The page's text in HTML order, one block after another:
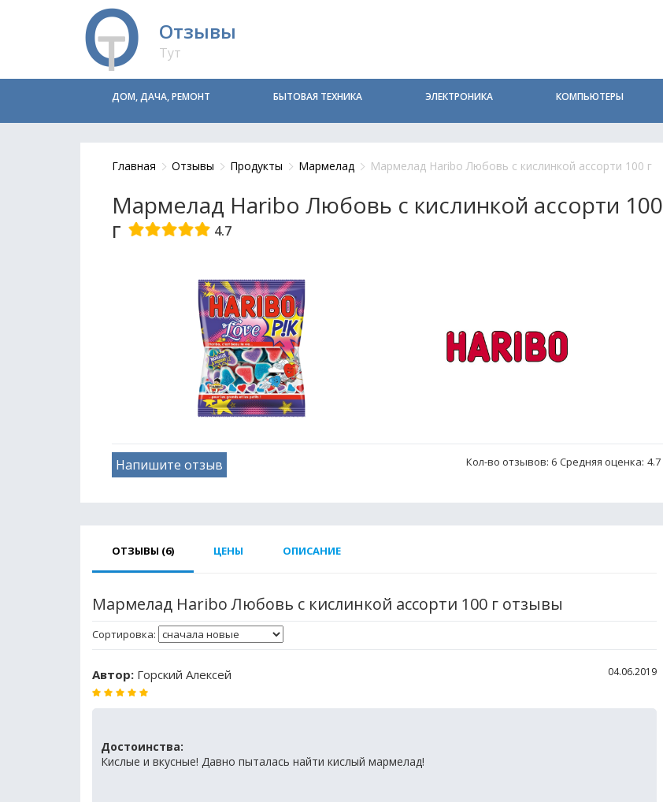
Отзывы
Тут
ДОМ, ДАЧА, РЕМОНТ БЫТОВАЯ ТЕХНИКА ЭЛЕКТРОНИКА КОМПЬЮТЕРЫ
Главная Отзывы Продукты Мармелад Мармелад Haribo Любовь с кислинкой ассорти 100 г
Мармелад Haribo Любовь с кислинкой ассорти 100
г
4.7
Кол-во отзывов: 6 Средняя оценка: 4.7
Напишите отзыв
ОТЗЫВЫ (6) ЦЕНЫ ОПИСАНИЕ
Мармелад Haribo Любовь с кислинкой ассорти 100 г отзывы
Сортировка:
Автор: Горский Алексей 04.06.2019
Достоинства:
Кислые и вкусные! Давно пыталась найти кислый мармелад!